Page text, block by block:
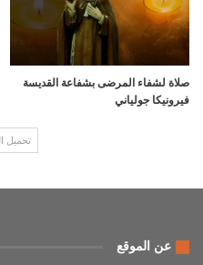
صلاة لشفاء المرضى بشفاعة القديسة
فيرونيكا جولياني
تحميل
عن الموقع